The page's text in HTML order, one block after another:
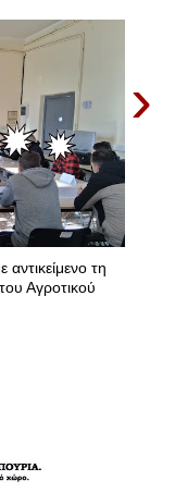
›
τη
Αγροτικού